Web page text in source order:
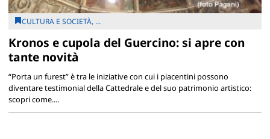
CULTURA E SOCIETÀ, ...
Kronos e cupola del Guercino: si apre con
tante novità
“Porta un furest” è tra le iniziative con cui i piacentini possono
diventare testimonial della Cattedrale e del suo patrimonio artistico:
scopri come....